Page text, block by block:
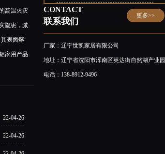
高温火灾
隐患，减
表面熔
家用产品
22-04-26
22-04-26
CONTACT
联系我们
更多>>
厂家：辽宁世凯家居有限公司
地址：辽宁省沈阳市浑南区英达街自然湖产业园
电话：138-8912-9496